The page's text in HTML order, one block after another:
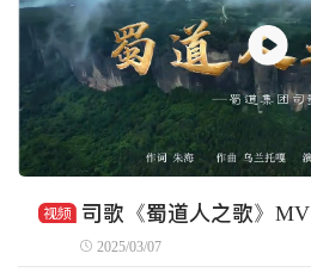
视频 司歌《蜀道人之歌》MV
2025/03/07